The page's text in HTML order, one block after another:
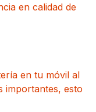
en calidad de
en tu móvil al
importantes, esto